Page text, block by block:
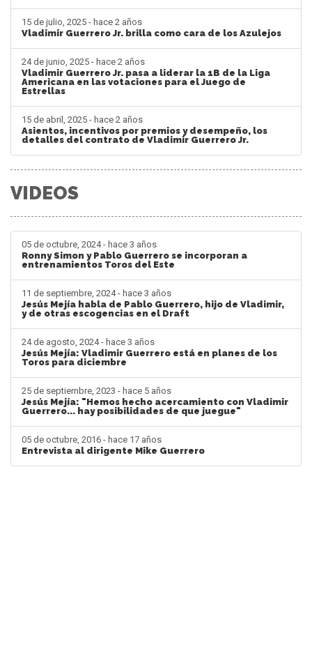
15 de julio, 2025 - hace 2 años
Vladimir Guerrero Jr. brilla como cara de los Azulejos
24 de junio, 2025 - hace 2 años
Vladimir Guerrero Jr. pasa a liderar la 1B de la Liga
Americana en las votaciones para el Juego de
Estrellas
15 de abril, 2025 - hace 2 años
Asientos, incentivos por premios y desempeño, los
detalles del contrato de Vladimir Guerrero Jr.
VIDEOS
05 de octubre, 2024 - hace 3 años
Ronny Simon y Pablo Guerrero se incorporan a
entrenamientos Toros del Este
11 de septiembre, 2024 - hace 3 años
Jesús Mejía habla de Pablo Guerrero, hijo de Vladimir,
y de otras escogencias en el Draft
24 de agosto, 2024 - hace 3 años
Jesús Mejía: Vladimir Guerrero está en planes de los
Toros para diciembre
25 de septiembre, 2023 - hace 5 años
Jesús Mejía: "Hemos hecho acercamiento con Vladimir
Guerrero... hay posibilidades de que juegue"
05 de octubre, 2016 - hace 17 años
Entrevista al dirigente Mike Guerrero